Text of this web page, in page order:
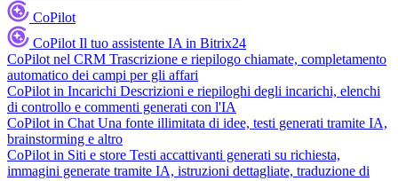
CoPilot
CoPilot Il tuo assistente IA in Bitrix24
CoPilot nel CRM Trascrizione e riepilogo chiamate, completamento
automatico dei campi per gli affari
CoPilot in Incarichi Descrizioni e riepiloghi degli incarichi, elenchi
di controllo e commenti generati con l'IA
CoPilot in Chat Una fonte illimitata di idee, testi generati tramite IA,
brainstorming e altro
CoPilot in Siti e store Testi accattivanti generati su richiesta,
immagini generate tramite IA, istruzioni dettagliate, traduzione di